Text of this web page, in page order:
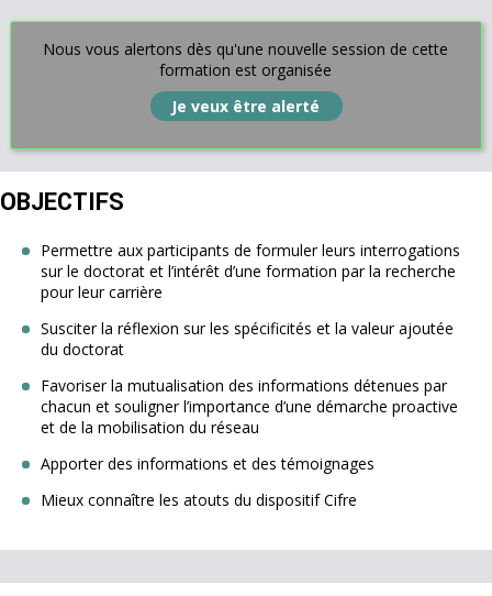
Nous vous alertons dès qu'une nouvelle session de cette
formation est organisée
Je veux être alerté
OBJECTIFS
Permettre aux participants de formuler leurs interrogations
sur le doctorat et l’intérêt d’une formation par la recherche
pour leur carrière
Susciter la réflexion sur les spécificités et la valeur ajoutée
du doctorat
Favoriser la mutualisation des informations détenues par
chacun et souligner l’importance d’une démarche proactive
et de la mobilisation du réseau
Apporter des informations et des témoignages
Mieux connaître les atouts du dispositif Cifre